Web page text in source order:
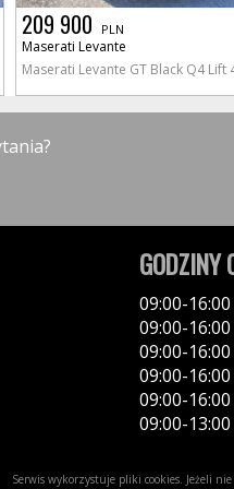
209 900 PLN
Maserati Levante
Maserati Levante GT Black Q4 Lift
GODZINY
09:00-
09:00-
09:00-
09:00-
09:00-
09:00-
Serwis wykorzystuje pliki cookies. Jeżeli